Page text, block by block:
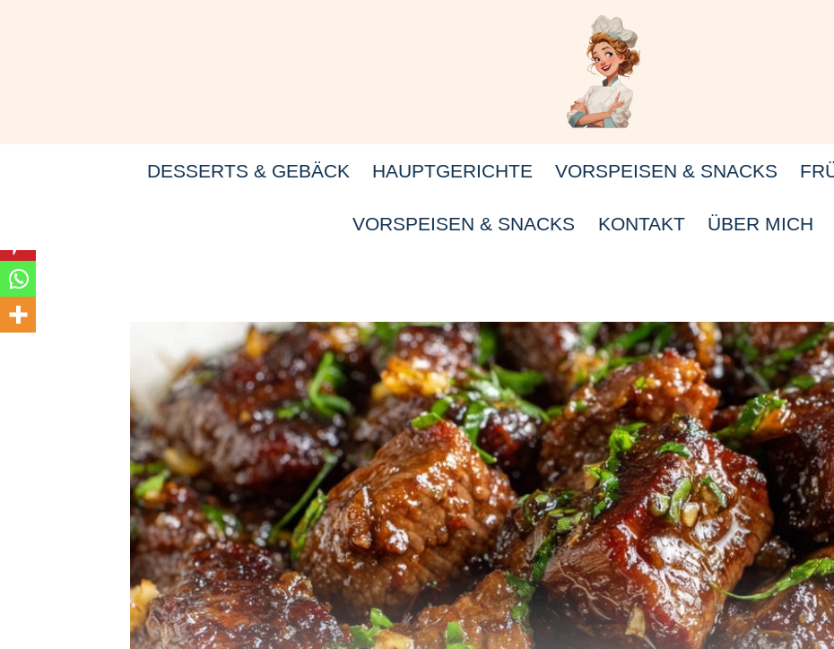
DESSERTS & GEBÄCK HAUPTGERICHTE VORSPEISEN & SNACKS
VORSPEISEN & SNACKS KONTAKT ÜBER MICH